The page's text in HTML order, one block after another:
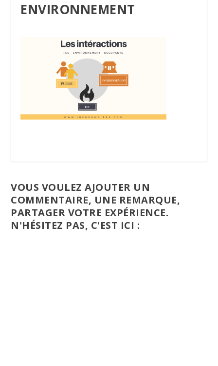
ENVIRONNEMENT
VOUS VOULEZ AJOUTER UN
COMMENTAIRE, UNE REMARQUE,
PARTAGER VOTRE EXPÉRIENCE.
N'HÉSITEZ PAS, C'EST ICI :